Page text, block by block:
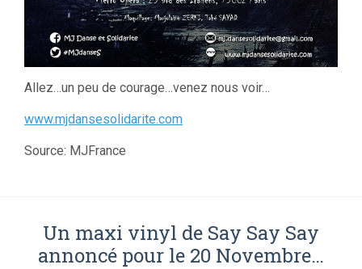
Allez…un peu de courage…venez nous voir…
www.mjdansesolidarite.com
Source: MJFrance
Un maxi vinyl de Say Say Say
annoncé pour le 20 Novembre…